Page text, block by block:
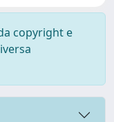
copyright e